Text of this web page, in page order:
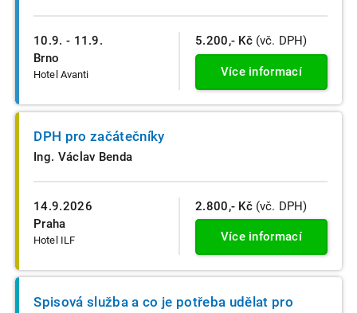
10.9. - 11.9.
Brno
Hotel Avanti
5.200,- Kč (vč. DPH)
Více informací
14.9.2026
Praha
Hotel ILF
DPH pro začátečníky
Ing. Václav Benda
2.800,- Kč (vč. DPH)
Více informací
Spisová služba a co je potřeba udělat pro